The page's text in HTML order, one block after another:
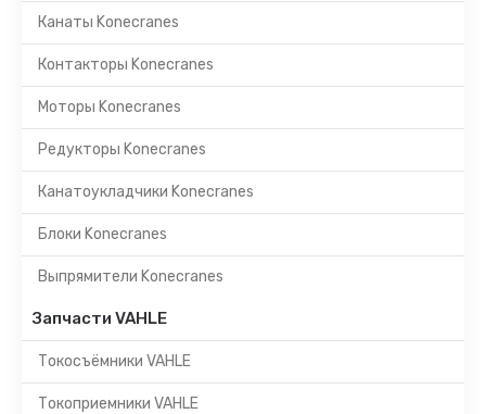
Канаты Konecranes
Контакторы Konecranes
Моторы Konecranes
Редукторы Konecranes
Канатоукладчики Konecranes
Блоки Konecranes
Выпрямители Konecranes
Запчасти VAHLE
Токосъёмники VAHLE
Токоприемники VAHLE